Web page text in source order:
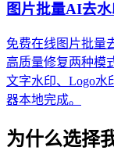
图片批量AI去水
免费在线图片批量
高质量修复两种模
文字水印、Logo水
器本地完成。
为什么选择